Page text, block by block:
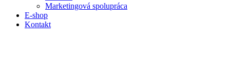
Marketingová spolupráca
E‑shop
Kontakt